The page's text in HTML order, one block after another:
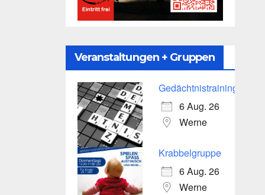
Veranstaltungen + Gruppen
Gedächtnistraining
6 Aug. 26
Werne
Krabbelgruppe
6 Aug. 26
Werne